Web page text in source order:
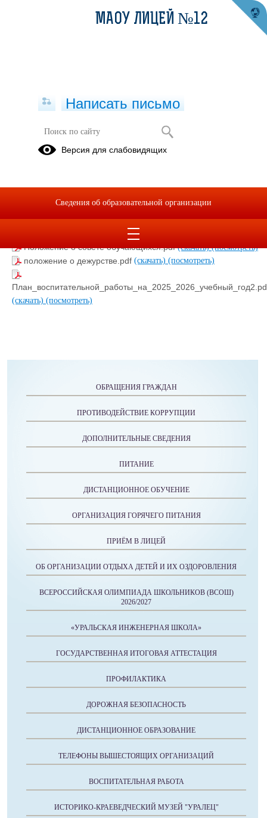
ВОСПИТАТЕЛЬНАЯ РАБОТА
Положение о конкурсе Самый классный класс.pdf(скачать)
Положение о совете обучающихся.pdf(скачать)(посмотреть)
положение о дежурстве.pdf (скачать) (посмотреть)
(скачать) (посмотреть)
ОБРАЩЕНИЯ ГРАЖДАН
ПРОТИВОДЕЙСТВИЕ КОРРУПЦИИ
ДОПОЛНИТЕЛЬНЫЕ СВЕДЕНИЯ
ПИТАНИЕ
ДИСТАНЦИОННОЕ ОБУЧЕНИЕ
ОРГАНИЗАЦИЯ ГОРЯЧЕГО ПИТАНИЯ
ПРИЁМ В ЛИЦЕЙ
ОБ ОРГАНИЗАЦИИ ОТДЫХА ДЕТЕЙ И ИХ ОЗДОРОВЛЕНИЯ
ВСЕРОССИЙСКАЯ ОЛИМПИАДА ШКОЛЬНИКОВ (ВСОШ)
2026/2027
«УРАЛЬСКАЯ ИНЖЕНЕРНАЯ ШКОЛА»
ГОСУДАРСТВЕННАЯ ИТОГОВАЯ АТТЕСТАЦИЯ
ПРОФИЛАКТИКА
ДОРОЖНАЯ БЕЗОПАСНОСТЬ
ДИСТАНЦИОННОЕ ОБРАЗОВАНИЕ
ТЕЛЕФОНЫ ВЫШЕСТОЯЩИХ ОРГАНИЗАЦИЙ
ВОСПИТАТЕЛЬНАЯ РАБОТА
ИСТОРИКО-КРАЕВЕДЧЕСКИЙ МУЗЕЙ "УРАЛЕЦ"
МАОУ ЛИЦЕЙ №12
Написать письмо
Версия для слабовидящих
Сведения об образовательной организации